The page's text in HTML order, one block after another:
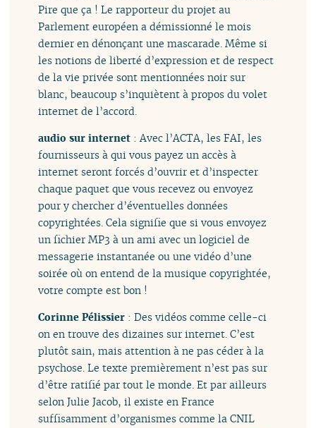
Pire que ça ! Le rapporteur du projet au
Parlement européen a démissionné le mois
dernier en dénonçant une mascarade. Même si
les notions de liberté d’expression et de respect
de la vie privée sont mentionnées noir sur
blanc, beaucoup s’inquiètent à propos du volet
internet de l’accord.
audio sur internet : Avec l’ACTA, les FAI, les
fournisseurs à qui vous payez un accès à
internet seront forcés d’ouvrir et d’inspecter
chaque paquet que vous recevez ou envoyez
pour y chercher d’éventuelles données
copyrightées. Cela signifie que si vous envoyez
un fichier MP3 à un ami avec un logiciel de
messagerie instantanée ou une vidéo d’une
soirée où on entend de la musique copyrightée,
votre compte est bon !
Corinne Pélissier : Des vidéos comme celle-ci
on en trouve des dizaines sur internet. C’est
plutôt sain, mais attention à ne pas céder à la
psychose. Le texte premièrement n’est pas sur
d’être ratifié par tout le monde. Et par ailleurs
selon Julie Jacob, il existe en France
suffisamment d’organismes comme la CNIL